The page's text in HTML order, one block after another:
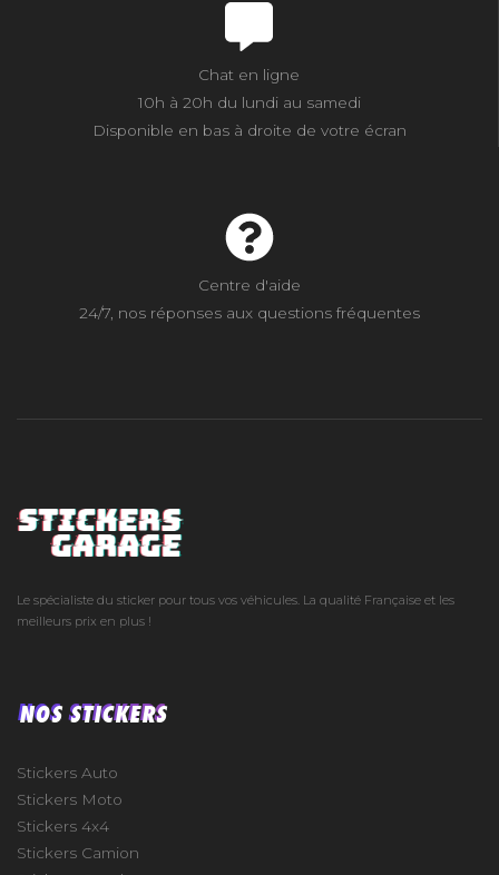
Chat en ligne
10h à 20h du lundi au samedi
Disponible en bas à droite de votre écran
Centre d'aide
24/7, nos réponses aux questions fréquentes
Le spécialiste du sticker pour tous vos véhicules. La qualité Française et les
meilleurs prix en plus !
NOS STICKERS
Stickers Auto
Stickers Moto
Stickers 4x4
Stickers Camion